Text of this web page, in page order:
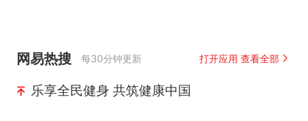
网易热搜 每30分钟更新 打开应用 查看全部
乐享全民健身 共筑健康中国